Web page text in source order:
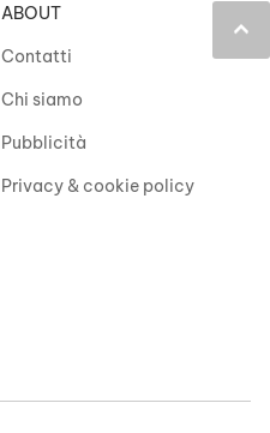
keyboard_arrow_up
ABOUT
Contatti
Chi siamo
Pubblicità
Privacy & cookie policy